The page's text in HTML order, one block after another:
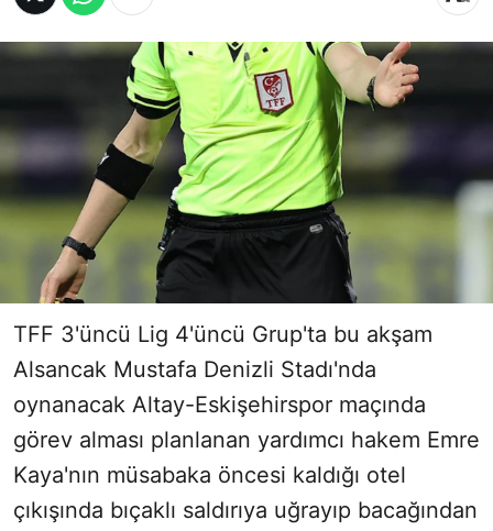
TFF 3'üncü Lig 4'üncü Grup'ta bu akşam
Alsancak Mustafa Denizli Stadı'nda
oynanacak Altay-Eskişehirspor maçında
görev alması planlanan yardımcı hakem Emre
Kaya'nın müsabaka öncesi kaldığı otel
çıkışında bıçaklı saldırıya uğrayıp bacağından